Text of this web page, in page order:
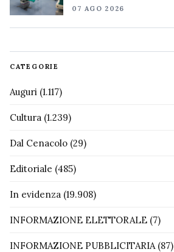
07 AGO 2026
CATEGORIE
Auguri (1.117)
Cultura (1.239)
Dal Cenacolo (29)
Editoriale (485)
In evidenza (19.908)
INFORMAZIONE ELETTORALE (7)
INFORMAZIONE PUBBLICITARIA(87)